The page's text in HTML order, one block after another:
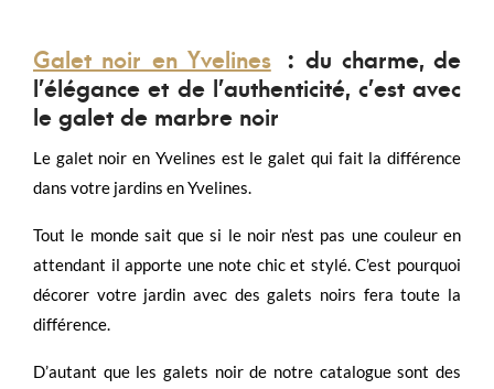
Galet noir en Yvelines: du charme, de
l’élégance et de l’authenticité, c’est avec
le galet de marbre noir
Le galet noir en Yvelines est le galet qui fait la différence
dans votre jardins en Yvelines.
Tout le monde sait que si le noir n’est pas une couleur en
attendant il apporte une note chic et stylé. C’est pourquoi
décorer votre jardin avec des galets noirs fera toute la
différence.
D’autant que les galets noir de notre catalogue sont des